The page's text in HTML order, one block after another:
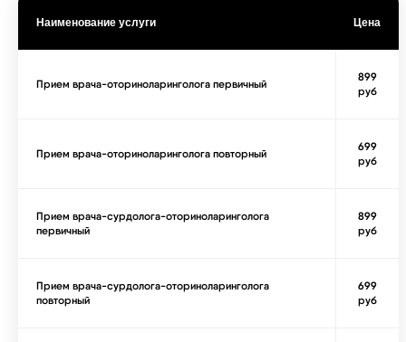
Наименование услуги Цена
Прием врача-оториноларинголога первичный
899
руб
Прием врача-оториноларинголога повторный
699
руб
Прием врача-сурдолога-оториноларинголога
первичный
899
руб
Прием врача-сурдолога-оториноларинголога
повторный
699
руб